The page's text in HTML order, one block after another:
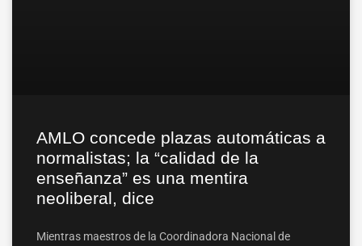
AMLO concede plazas automáticas a
normalistas; la “calidad de la
enseñanza” es una mentira
neoliberal, dice
Mientras maestros de la Coordinadora Nacional de